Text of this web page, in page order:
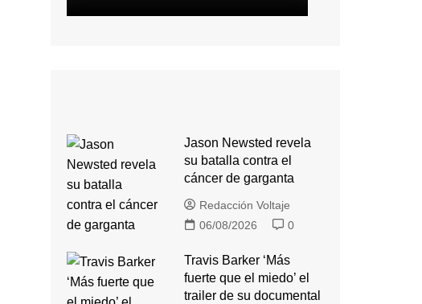
Jason Newsted revela
su batalla contra el
cáncer de garganta
Redacción Voltaje
06/08/2026
0
Travis Barker ‘Más
fuerte que el miedo’ el
trailer de su documental